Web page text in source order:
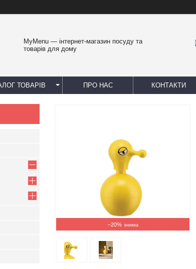
MyMenu — інтернет-магазин посуду та
товарів для дому
ТОВАРІВ ПРО НАС КОНТАКТИ
–20%